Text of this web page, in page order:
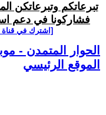
تبرعاتكم وتبرعاتكن
فشاركونا في دعم
[اشترك في قناة
الحوار المتمدن -
الموقع الرئيسي